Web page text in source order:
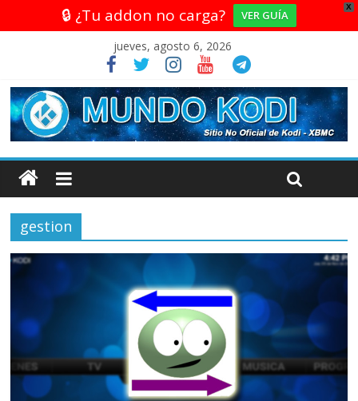
X
🔒 ¿Tu addon no carga? VER GUÍA
jueves, agosto 6, 2026
gestion